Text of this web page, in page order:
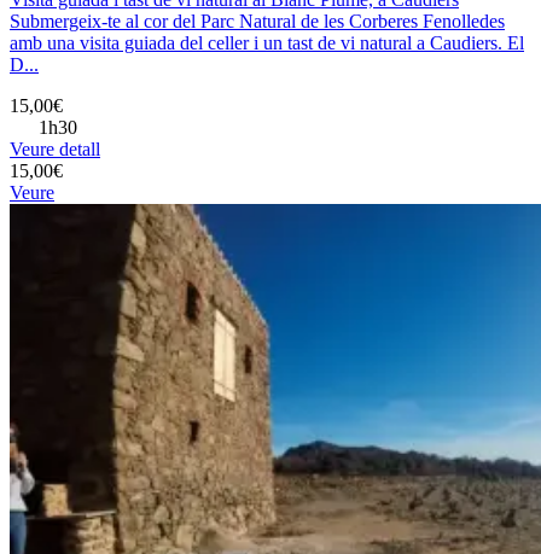
Submergeix-te al cor del Parc Natural de les Corberes Fenolledes
amb una visita guiada del celler i un tast de vi natural a Caudiers. El
D...
15,00€
1h30
Veure detall
15,00€
Veure